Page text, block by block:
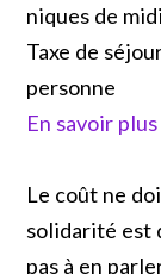
niques de
Taxe de
personne
En savoir
Le coût ne
solidarité est
pas à en